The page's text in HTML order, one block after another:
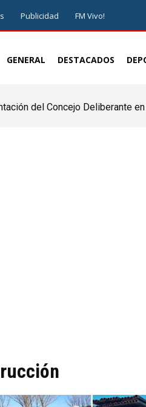
Publicidad FM Vivo!
GENERAL DESTACADOS
del Concejo Deliberante